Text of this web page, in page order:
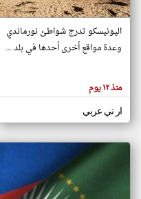
هنا عن
وجهة
كاتبيها.
اليونيسكو تدرج شواطئ نورماندي
وعدة مواقع أخرى أحدها في بلد ...
منذ ١٢ يوم
ار تي عربي